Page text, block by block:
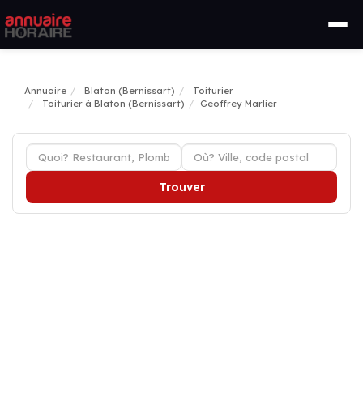
Annuaire Blaton (Bernissart)
Toiturier
Toiturier à Blaton (Bernissart)
Geoffrey Marlier
Trouver